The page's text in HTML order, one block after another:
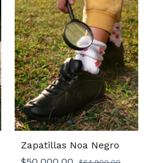
Zapatillas Noa Negro